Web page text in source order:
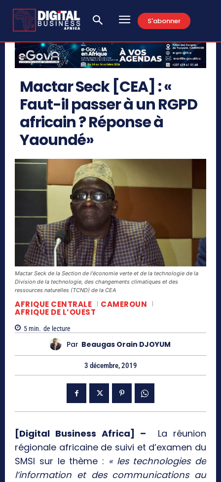
S'abonner
Mactar Seck [CEA] : «
Faut-il passer à un RGPD
africain ? Réponse à
Yaoundé»
Mactar Seck de la Section de l'économie verte et de la technologie de la
Division de la technologie, des changements climatiques et des
ressources naturelles (TCND) de la CEA
AFRIQUE CENTRALE CAMEROUN
AFRIQUE DE L’OUEST
5 min. de lecture
Par Beaugas Orain DJOYUM
3 décembre, 2019
[Digital Business Africa] – La réunion
régionale africaine de suivi et d’examen du
SMSI sur le thème : « les technologies de
l’information et des communications au